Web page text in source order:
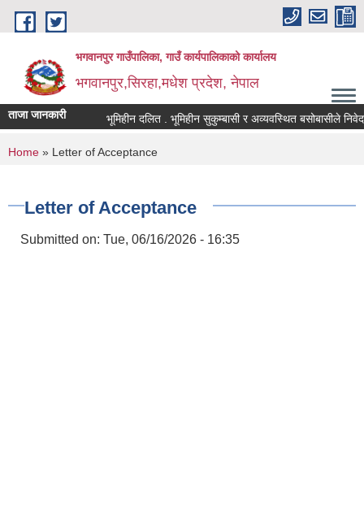
Skip to main content
भगवानपुर गाउँपालिका, गाउँ कार्यपालिकाको कार्यालय
भगवानपुर,सिरहा,मधेश प्रदेश, नेपाल
ताजा जानकारी भूमिहीन दलित . भूमिहीन सुकुम्बासी र अव्यवस्थित बसोबासीले निवेदन
You are here
Home » Letter of Acceptance
Letter of Acceptance
Submitted on: Tue, 06/16/2026 - 16:35